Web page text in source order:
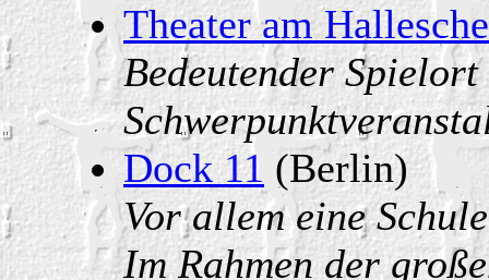
Theater am
Bedeutender
Dock 11 (Berlin)
Vor allem eine
Im Rahmen der